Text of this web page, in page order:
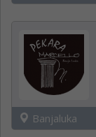
Banjaluka